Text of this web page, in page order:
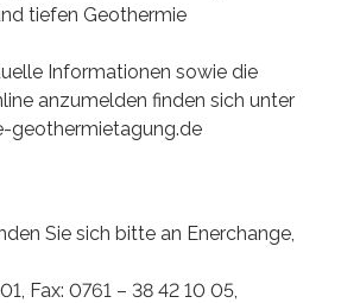
tiefen Geothermie
Informationen sowie die
anzumelden finden sich unter
geothermietagung.de
Sie sich bitte an Enerchange,
Fax: 0761 – 38 42 10 05,